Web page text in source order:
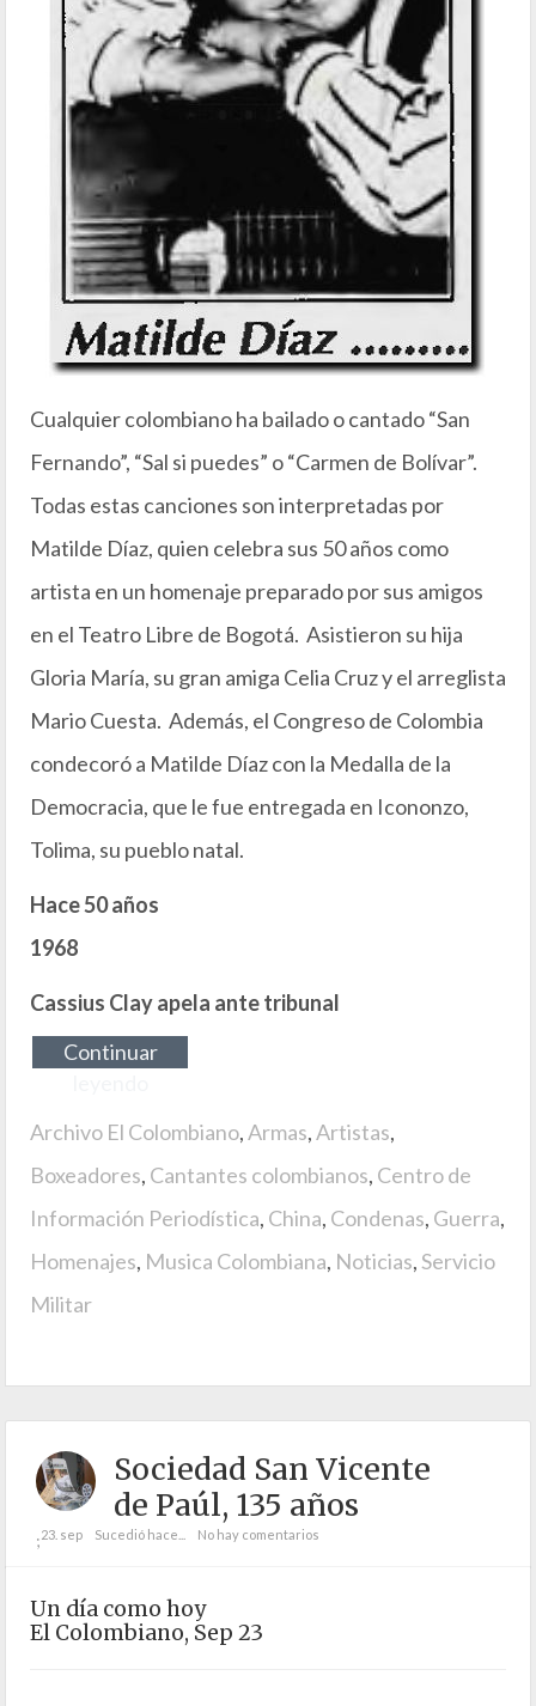
Cualquier colombiano ha bailado o cantado “San
Fernando”, “Sal si puedes” o “Carmen de Bolívar”.
Todas estas canciones son interpretadas por
Matilde Díaz, quien celebra sus 50 años como
artista en un homenaje preparado por sus amigos
en el Teatro Libre de Bogotá. Asistieron su hija
Gloria María, su gran amiga Celia Cruz y el arreglista
Mario Cuesta. Además, el Congreso de Colombia
condecoró a Matilde Díaz con la Medalla de la
Democracia, que le fue entregada en Icononzo,
Tolima, su pueblo natal.
Hace 50 años
1968
Cassius Clay apela ante tribunal
Continuar
Archivo El Colombiano,Armas,Artistas,
Boxeadores, Cantantes colombianos, Centro de
Información Periodística, China, Condenas, Guerra,
Homenajes, Musica Colombiana, Noticias,Servicio
Militar
Sociedad San Vicente
de Paúl, 135 años
;23. sep Sucedió hace... No hay comentarios
Un día como hoy
El Colombiano, Sep 23